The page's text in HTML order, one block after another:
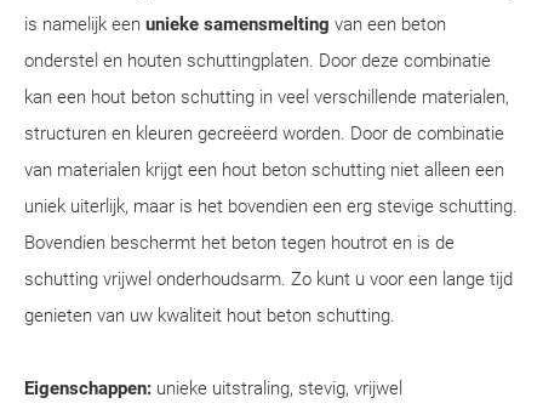
is namelijk een unieke samensmelting van een beton
onderstel en houten schuttingplaten. Door deze combinatie
kan een hout beton schutting in veel verschillende materialen,
structuren en kleuren gecreëerd worden. Door de combinatie
van materialen krijgt een hout beton schutting niet alleen een
uniek uiterlijk, maar is het bovendien een erg stevige schutting.
Bovendien beschermt het beton tegen houtrot en is de
schutting vrijwel onderhoudsarm. Zo kunt u voor een lange tijd
genieten van uw kwaliteit hout beton schutting.
Eigenschappen: unieke uitstraling, stevig, vrijwel